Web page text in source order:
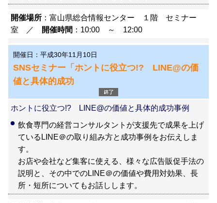
開催場所 ：富山県総合情報センター １階 セミナー
室 ／
開催時間 ：10:00 ～ 12:00
開催日：平成30年11月10日
SNSセミナー「ホントに役立つ!? LINE@の価
値と具体的成功
ホントに役立つ!? LINE@の価値と具体的成功事例
飲食専門の経営コンサルタントが支援先で成果を上げ
ているLINE＠の取り組み方と成功事例をお伝えしま
す。
お店や会社など集客に使える、様々な広告販促手法の
説明と、その中でのLINE＠の価値や費用対効果、長
所・短所についてもお話しします。